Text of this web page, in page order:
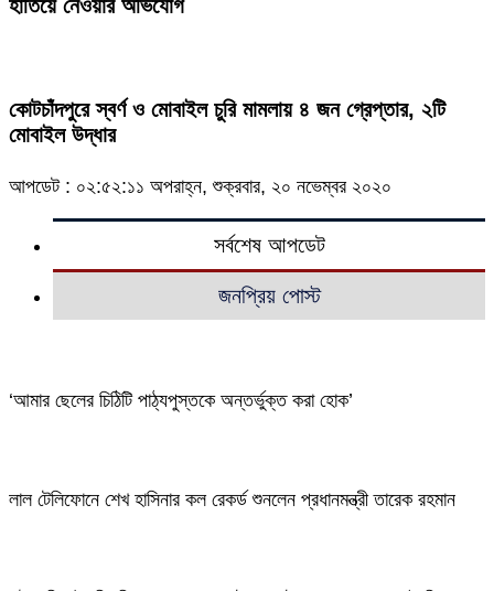
হাতিয়ে নেওয়ার অভিযোগ
কোটচাঁদপুরে স্বর্ণ ও মোবাইল চুরি মামলায় ৪ জন গ্রেপ্তার, ২টি
মোবাইল উদ্ধার
আপডেট : ০২:৫২:১১ অপরাহ্ন, শুক্রবার, ২০ নভেম্বর ২০২০
সর্বশেষ আপডেট
জনপ্রিয় পোস্ট
‘আমার ছেলের চিঠিটি পাঠ্যপুস্তকে অন্তর্ভুক্ত করা হোক’
লাল টেলিফোনে শেখ হাসিনার কল রেকর্ড শুনলেন প্রধানমন্ত্রী তারেক রহমান